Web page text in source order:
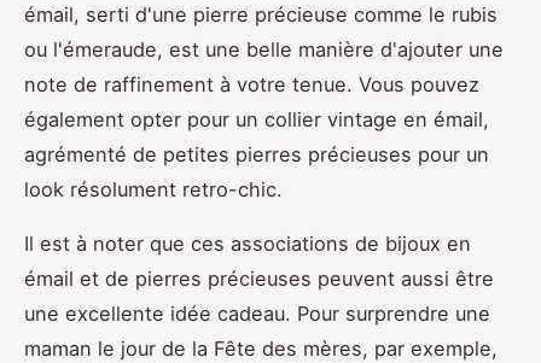
émail, serti d'une pierre précieuse comme le rubis
ou l'émeraude, est une belle manière d'ajouter une
note de raffinement à votre tenue. Vous pouvez
également opter pour un collier vintage en émail,
agrémenté de petites pierres précieuses pour un
look résolument retro-chic.
Il est à noter que ces associations de bijoux en
émail et de pierres précieuses peuvent aussi être
une excellente idée cadeau. Pour surprendre une
maman le jour de la Fête des mères, par exemple,